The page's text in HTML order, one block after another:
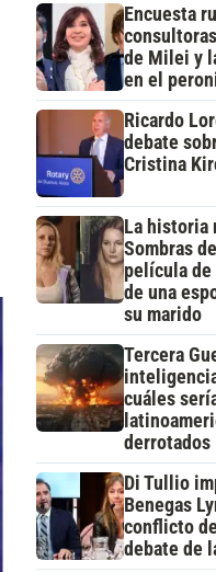
Encuesta
de Milei y
en el
Ricardo
debate
Cristina
La historia
Sombras
película de
de una
su marido
Tercera
cuáles
derrotados
Di Tullio
Benegas
conflicto
debate de